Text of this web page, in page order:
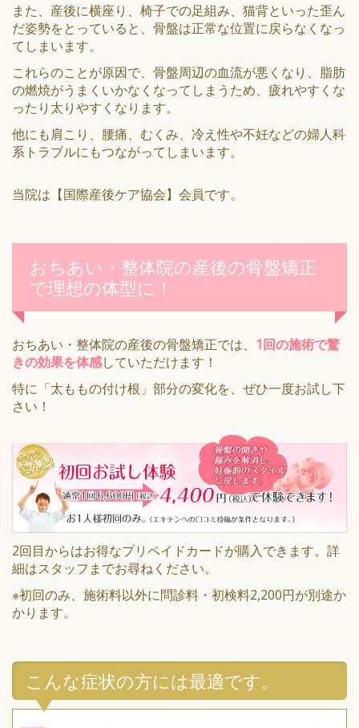
また、産後に横座り、椅子での足組み、猫背といった歪ん
だ姿勢をとっていると、骨盤は正常な位置に戻らなくなっ
てしまいます。
これらのことが原因で、骨盤周辺の血流が悪くなり、脂肪
の燃焼がうまくいかなくなってしまうため、疲れやすくな
ったり太りやすくなります。
他にも肩こり、腰痛、むくみ、冷え性や不妊などの婦人科
系トラブルにもつながってしまいます。
当院は【国際産後ケア協会】会員です。
おちあい・整体院の産後の骨盤矯正
で理想の体型に！
おちあい・整体院の産後の骨盤矯正では、 1回の施術で驚
きの効果を体感していただけます！
特に「太ももの付け根」部分の変化を、ぜひ一度お試し下
さい！
2回目からはお得なプリペイドカードが購入できます。詳
細はスタッフまでお尋ねください。
※初回のみ、施術料以外に問診料・初検料2,200円が別途か
かります。
こんな症状の方には最適です。